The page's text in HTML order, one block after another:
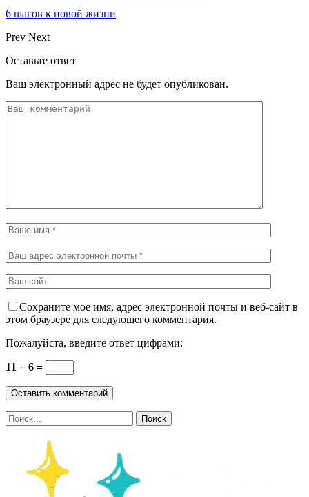
6 шагов к новой жизни
Prev Next
Оставьте ответ
Ваш электронный адрес не будет опубликован.
Сохраните мое имя, адрес электронной почты и веб-сайт в
этом браузере для следующего комментария.
Пожалуйста, введите ответ цифрами:
11 − 6 =